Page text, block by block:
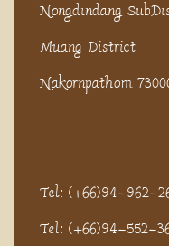
Nongdindang
Muang District
Nakornpathom
Tel: (+66)94-962-
Tel: (+66)94-552-